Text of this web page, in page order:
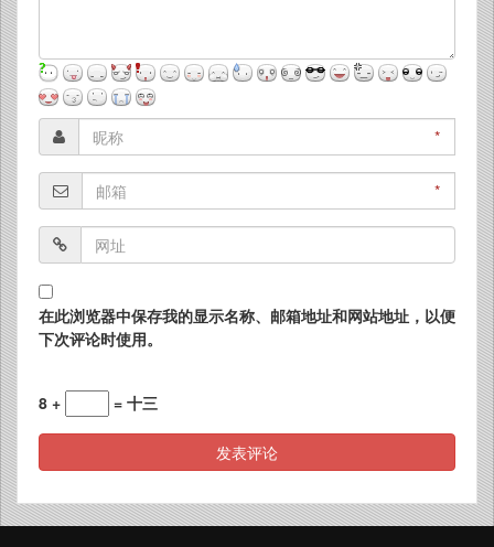
*
*
在此浏览器中保存我的显示名称、邮箱地址和网站地址，以便
下次评论时使用。
8 + = 十三